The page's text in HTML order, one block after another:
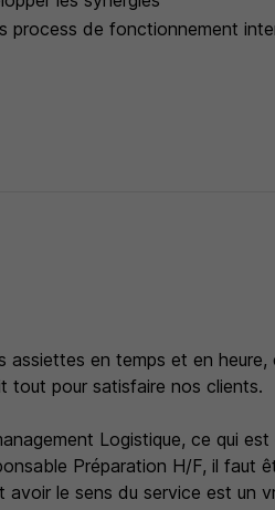
process de fonctionnement
en temps et en heure,
tout pour satisfaire nos clients.
Logistique, ce qui
Préparation H/F, il faut
le sens du service est un